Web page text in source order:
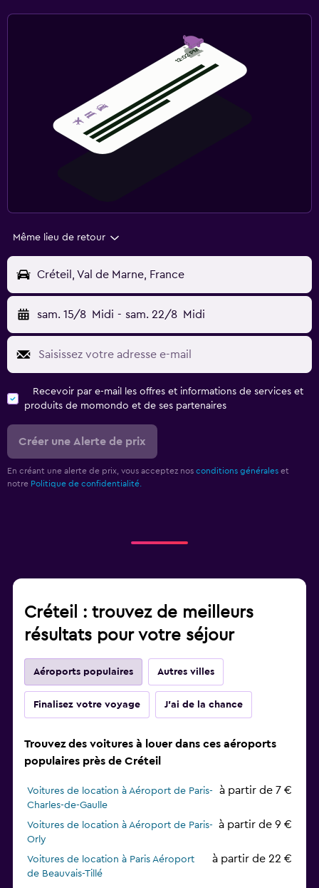
Même lieu de retour
Créteil, Val de Marne, France
sam. 15/8 Midi - sam. 22/8 Midi
Recevoir par e-mail les offres et informations de services et
produits de momondo et de ses partenaires
Créer une Alerte de prix
En créant une alerte de prix, vous acceptez nos conditions générales et
notre Politique de confidentialité.
Créteil : trouvez de meilleurs
résultats pour votre séjour
Aéroports populaires Autres villes
Finalisez votre voyage J'ai de la chance
Trouvez des voitures à louer dans ces aéroports
populaires près de Créteil
Voitures de location à Aéroport de Paris-
Charles-de-Gaulle
à partir de 7 €
Voitures de location à Aéroport de Paris-
Orly
à partir de 9 €
Voitures de location à Paris Aéroport
de Beauvais-Tillé
à partir de 22 €